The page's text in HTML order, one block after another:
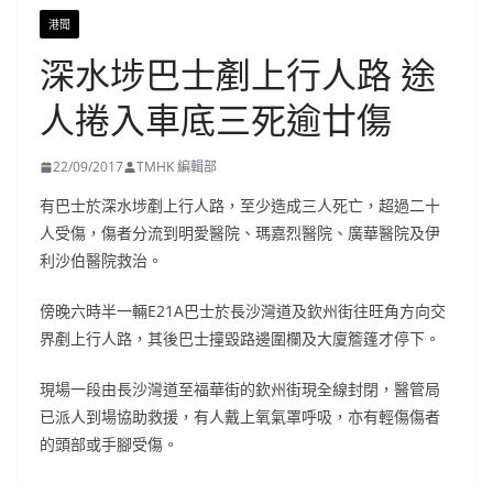
港聞
深水埗巴士剷上行人路 途
人捲入車底三死逾廿傷
22/09/2017 TMHK 編輯部
有巴士於深水埗剷上行人路，至少造成三人死亡，超過二十
人受傷，傷者分流到明愛醫院、瑪嘉烈醫院、廣華醫院及伊
利沙伯醫院救治。
傍晚六時半一輛E21A巴士於長沙灣道及欽州街往旺角方向交
界剷上行人路，其後巴士撞毀路邊圍欄及大廈簷篷才停下。
現場一段由長沙灣道至福華街的欽州街現全線封閉，醫管局
已派人到場協助救援，有人戴上氧氣罩呼吸，亦有輕傷傷者
的頭部或手腳受傷。